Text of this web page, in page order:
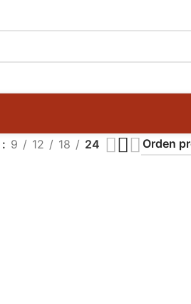
9 12 18 24